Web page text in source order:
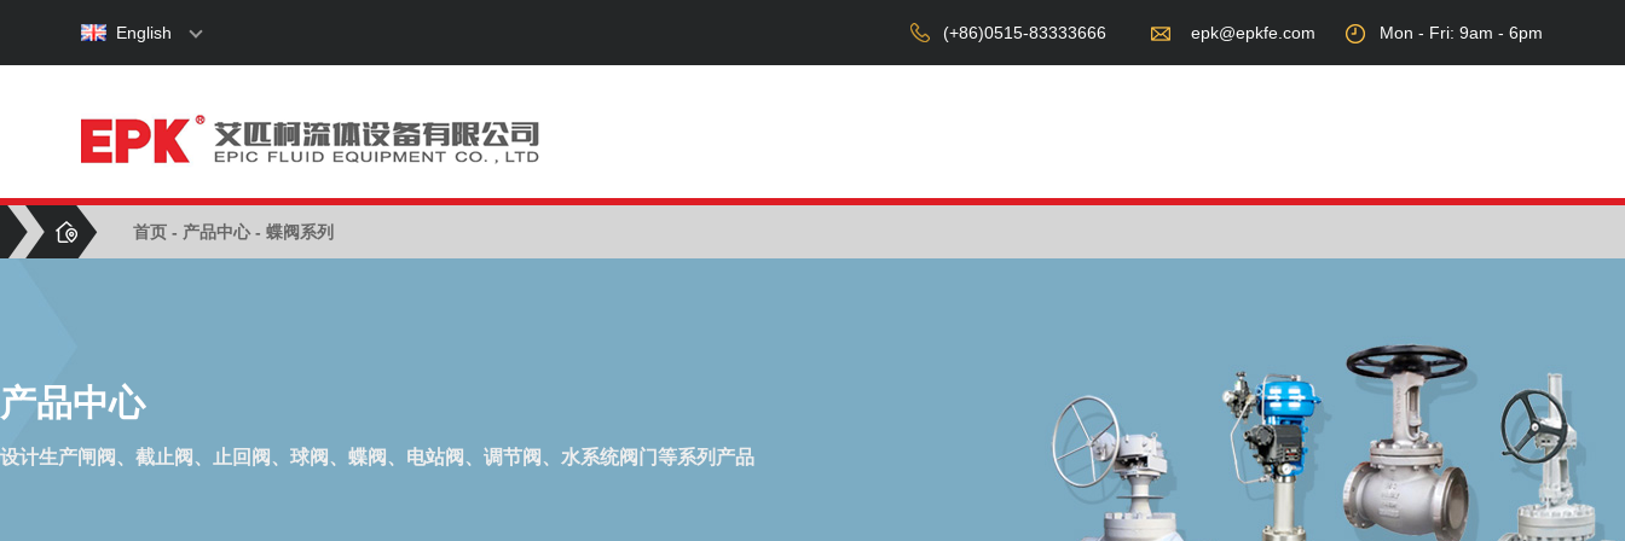
English (+86)0515-83333666 epk@epkfe.com Mon - Fri: 9am - 6pm
首页 关于我们 产品中心 设备展示 服务领域 新闻资讯 联系我们
首页 - 产品中心- 蝶阀系列
产品中心
设计生产闸阀、截止阀、止回阀、球阀、蝶阀、电站阀、调节阀、水系统阀门等系列产品